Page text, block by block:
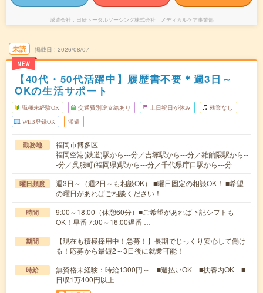
派遣会社 日研トータルソーシング株式会社 メディカルケア事業部
未読
NEW
掲載日 2026/08/07
【40代・50代活躍中】履歴書不要＊週3日～
OKの生活サポート
職種未経験OK 交通費別途支給あり 土日祝日が休み 残業なし
WEB登録OK 派遣
勤務地
福岡市博多区
福岡空港(鉄道)駅から---分／吉塚駅から---分／雑餉隈駅から--
-分／呉服町(福岡県)駅から---分／千代県庁口駅から---分
曜日頻度
週3日～（週2日～も相談OK） ■曜日固定の相談OK！ ■希望
の曜日があればご相談ください！
時間
9:00～18:00（休憩60分）■ご希望があれば下記シフトも
OK！早番 7:00～16:00遅番 …
期間
【現在も積極採用中！急募！】長期でじっくり安心して働け
る！応募から最短2～3日後に就業可能！
時給
無資格未経験：時給1300円～ ■週払いOK ■扶養内OK ■
日収1万400円以上